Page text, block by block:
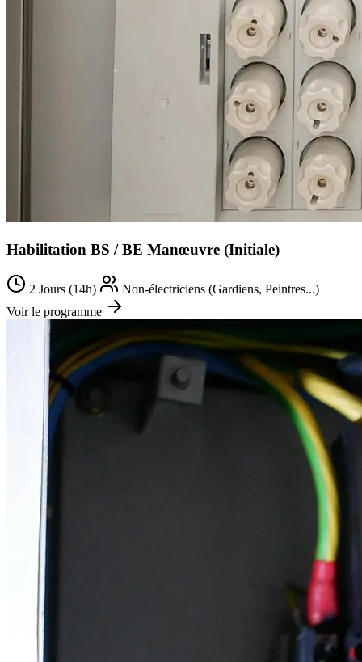
Habilitation BS / BE Manœuvre (Initiale)
2 Jours (14h)
Non-électriciens (Gardiens, Peintres...)
Voir le programme